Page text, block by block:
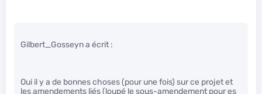
Gilbert_Gosseyn a écrit :
Oui il y a de bonnes choses (pour une fois) sur ce projet et
les amendements liés (loupé le sous-amendement pour es